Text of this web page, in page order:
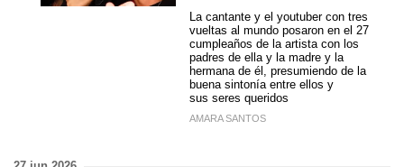
La cantante y el youtuber con tres
vueltas al mundo posaron en el 27
cumpleaños de la artista con los
padres de ella y la madre y la
hermana de él, presumiendo de la
buena sintonía entre ellos y
sus seres queridos
AMARA SANTOS